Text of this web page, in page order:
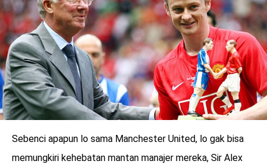
Sebenci apapun lo sama Manchester United, lo gak bisa
memungkiri kehebatan mantan manajer mereka, Sir Alex